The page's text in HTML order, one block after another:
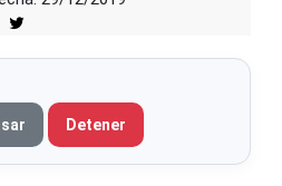
Detener